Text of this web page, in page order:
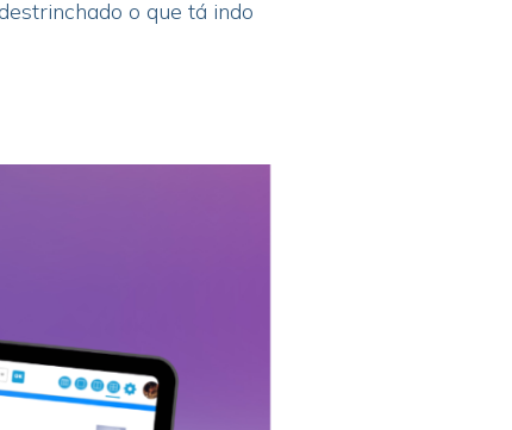
o que tá indo